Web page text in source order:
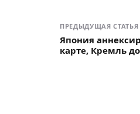
ПРЕДЫДУЩАЯ СТАТЬЯ
Япония
карте, Кремль